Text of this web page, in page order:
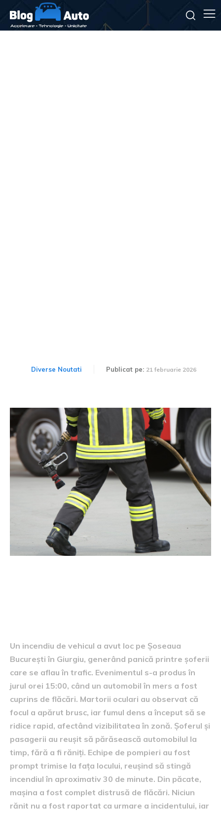
Diverse Noutati Publicat pe: 21 februarie 2026
Un incendiu de vehicul a avut loc pe Șoseaua
București în Giurgiu, generând panică printre șoferii
care se aflau în trafic. Evenimentul s-a produs în
jurul orei 15:00, când un automobil în mers a fost
cuprins de flăcări. Martorii oculari au observat că
focul a apărut brusc, iar fumul dens a început să se
ridice rapid, afectând vizibilitatea în zonă. Șoferul și
pasagerii au reușit să părăsească automobilul la
timp, fără a fi răniți. Echipe de pompieri au fost
prompt trimise la fața locului, reușind să stingă
incendiul în aproximativ 30 de minute. Din păcate,
mașina a fost complet distrusă de flăcări. Niciun
rănit nu a fost raportat ca urmare a incidentului, iar